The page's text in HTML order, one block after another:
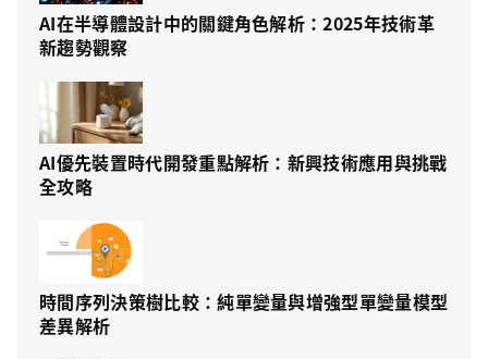
AI在半導體設計中的關鍵角色解析：2025年技術革
新趨勢觀察
AI優先裝置時代開發重點解析：新興技術應用與挑戰
全攻略
時間序列決策樹比較：純單變量與增強型單變量模型
差異解析